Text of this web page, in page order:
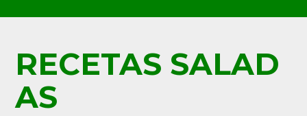
RECETAS SALAD
AS